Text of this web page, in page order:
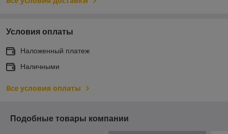
Условия оплаты
Наложенный платеж
Наличными
Все условия оплаты
Подобные товары компании